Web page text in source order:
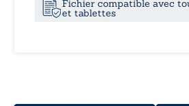
Fichier compatible avec
et tablettes